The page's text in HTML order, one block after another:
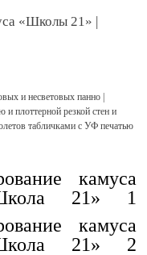
«Школы 21» |
и несветовых панно |
и плоттерной резкой стен и
табличками с УФ печатью